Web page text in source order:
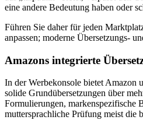
eine andere Bedeutung haben oder
Führen Sie daher für jeden
anpassen; moderne Übersetzungs-
Amazons integrierte
In der Werbekonsole bietet Amazon
solide Grundübersetzungen über
Formulierungen, markenspezifische
muttersprachliche Prüfung meist die